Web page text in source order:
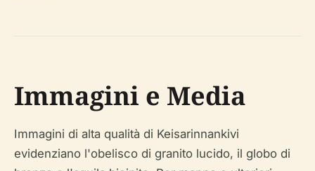
Immagini e Media
Immagini di alta qualità di Keisarinnankivi
evidenziano l'obelisco di granito lucido, il globo di